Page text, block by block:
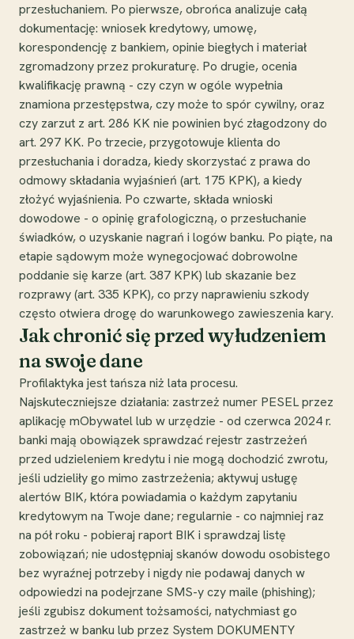
przesłuchaniem. Po pierwsze, obrońca analizuje całą
dokumentację: wniosek kredytowy, umowę,
korespondencję z bankiem, opinie biegłych i materiał
zgromadzony przez prokuraturę. Po drugie, ocenia
kwalifikację prawną - czy czyn w ogóle wypełnia
znamiona przestępstwa, czy może to spór cywilny, oraz
czy zarzut z art. 286 KK nie powinien być złagodzony do
art. 297 KK. Po trzecie, przygotowuje klienta do
przesłuchania i doradza, kiedy skorzystać z prawa do
odmowy składania wyjaśnień (art. 175 KPK), a kiedy
złożyć wyjaśnienia. Po czwarte, składa wnioski
dowodowe - o opinię grafologiczną, o przesłuchanie
świadków, o uzyskanie nagrań i logów banku. Po piąte, na
etapie sądowym może wynegocjować dobrowolne
poddanie się karze (art. 387 KPK) lub skazanie bez
rozprawy (art. 335 KPK), co przy naprawieniu szkody
często otwiera drogę do warunkowego zawieszenia kary.
Jak chronić się przed wyłudzeniem
na swoje dane
Profilaktyka jest tańsza niż lata procesu.
Najskuteczniejsze działania: zastrzeż numer PESEL przez
aplikację mObywatel lub w urzędzie - od czerwca 2024 r.
banki mają obowiązek sprawdzać rejestr zastrzeżeń
przed udzieleniem kredytu i nie mogą dochodzić zwrotu,
jeśli udzieliły go mimo zastrzeżenia; aktywuj usługę
alertów BIK, która powiadamia o każdym zapytaniu
kredytowym na Twoje dane; regularnie - co najmniej raz
na pół roku - pobieraj raport BIK i sprawdzaj listę
zobowiązań; nie udostępniaj skanów dowodu osobistego
bez wyraźnej potrzeby i nigdy nie podawaj danych w
odpowiedzi na podejrzane SMS-y czy maile (phishing);
jeśli zgubisz dokument tożsamości, natychmiast go
zastrzeż w banku lub przez System DOKUMENTY